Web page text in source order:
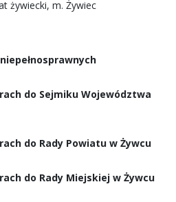
żywiecki, m. Żywiec
do Sejmiku Województwa
do Rady Powiatu w Żywcu
do Rady Miejskiej w Żywcu